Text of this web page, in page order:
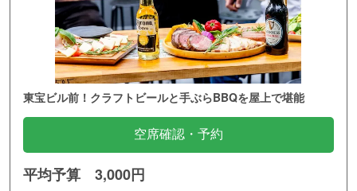
東宝ビル前！クラフトビールと手ぶらBBQを屋上で堪能
空席確認・予約
平均予算 3,000円